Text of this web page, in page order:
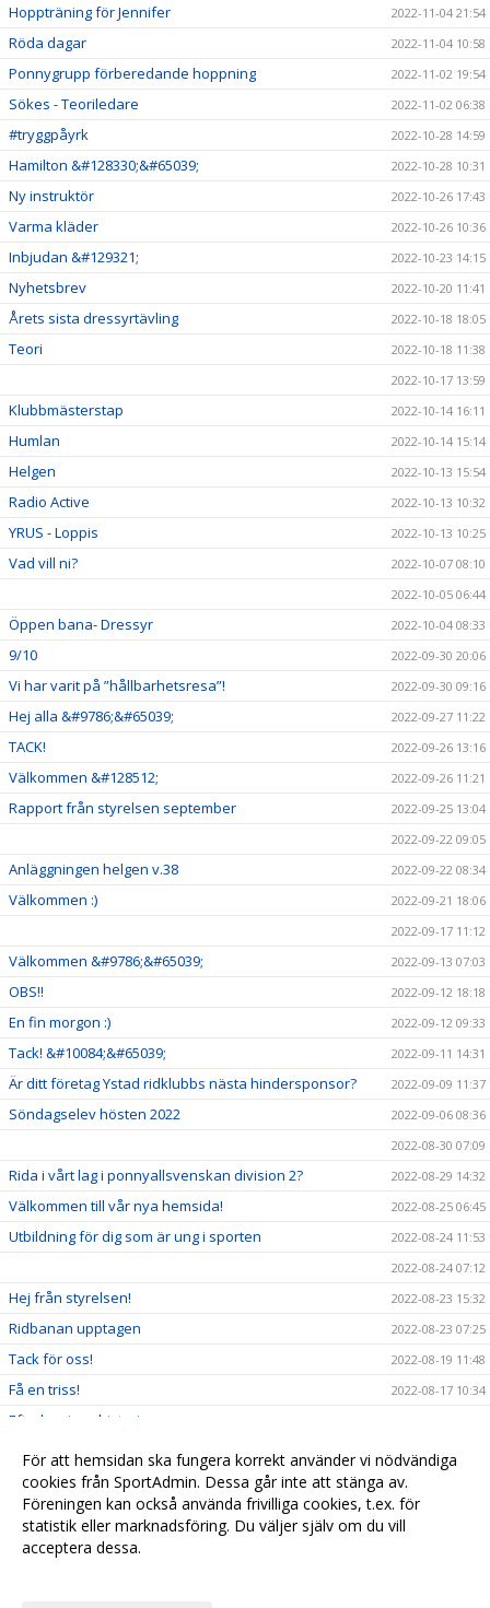
Hoppträning för Jennifer 2022-11-04 21:54
Röda dagar 2022-11-04 10:58
Ponnygrupp förberedande hoppning 2022-11-02 19:54
Sökes - Teoriledare 2022-11-02 06:38
#tryggpåyrk 2022-10-28 14:59
Hamilton &#128330;&#65039; 2022-10-28 10:31
Ny instruktör 2022-10-26 17:43
Varma kläder 2022-10-26 10:36
Inbjudan &#129321; 2022-10-23 14:15
Nyhetsbrev 2022-10-20 11:41
Årets sista dressyrtävling 2022-10-18 18:05
Teori
2022-10-18 11:38
2022-10-17 13:59
Klubbmästerstap 2022-10-14 16:11
Humlan 2022-10-14 15:14
Helgen 2022-10-13 15:54
Radio Active 2022-10-13 10:32
YRUS - Loppis 2022-10-13 10:25
Vad vill ni?
2022-10-07 08:10
2022-10-05 06:44
Öppen bana- Dressyr 2022-10-04 08:33
9/10 2022-09-30 20:06
Vi har varit på ”hållbarhetsresa”! 2022-09-30 09:16
Hej alla &#9786;&#65039; 2022-09-27 11:22
TACK! 2022-09-26 13:16
Välkommen &#128512; 2022-09-26 11:21
Rapport från styrelsen september
2022-09-25 13:04
2022-09-22 09:05
Anläggningen helgen v.38 2022-09-22 08:34
Välkommen :)
2022-09-21 18:06
2022-09-17 11:12
Välkommen &#9786;&#65039; 2022-09-13 07:03
OBS!! 2022-09-12 18:18
En fin morgon :) 2022-09-12 09:33
Tack! &#10084;&#65039; 2022-09-11 14:31
Är ditt företag Ystad ridklubbs nästa hindersponsor? 2022-09-09 11:37
Söndagselev hösten 2022
2022-09-06 08:36
2022-08-30 07:09
Rida i vårt lag i ponnyallsvenskan division 2? 2022-08-29 14:32
Välkommen till vår nya hemsida! 2022-08-25 06:45
Utbildning för dig som är ung i sporten
2022-08-24 11:53
2022-08-24 07:12
Hej från styrelsen! 2022-08-23 15:32
Ridbanan upptagen 2022-08-23 07:25
Tack för oss! 2022-08-19 11:48
Få en triss! 2022-08-17 10:34
Efterlysning - historia
2022-08-04 15:09
Ridskolestart 2022-08-03 07:31
Ystad Saltsjöbads champions tour! 2022-07-23 18:00
För att hemsidan ska fungera korrekt använder vi nödvändiga
cookies från SportAdmin. Dessa går inte att stänga av.
Föreningen kan också använda frivilliga cookies, t.ex. för
statistik eller marknadsföring. Du väljer själv om du vill
acceptera dessa.